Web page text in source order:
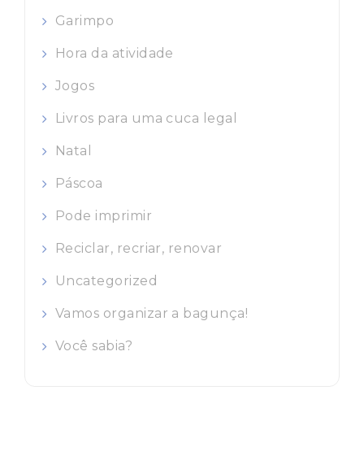
Garimpo
Hora da atividade
Jogos
Livros para uma cuca legal
Natal
Páscoa
Pode imprimir
Reciclar, recriar, renovar
Uncategorized
Vamos organizar a bagunça!
Você sabia?